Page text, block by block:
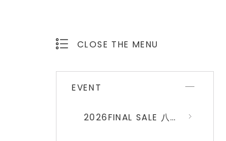
CLOSE THE MENU
EVENT
2026FINAL SALE 八折 (gelato pique、SNIDEL HOME)